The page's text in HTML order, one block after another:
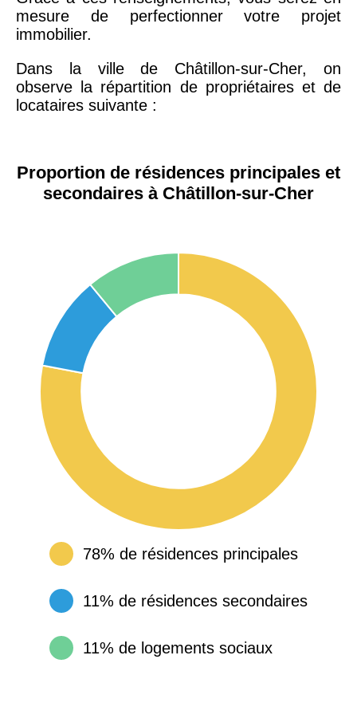
mesure de perfectionner votre projet
immobilier.
Dans la ville de Châtillon-sur-Cher, on
observe la répartition de propriétaires et de
locataires suivante :
Proportion de résidences principales et
secondaires à Châtillon-sur-Cher
78% de résidences principales
11% de résidences secondaires
11% de logements sociaux